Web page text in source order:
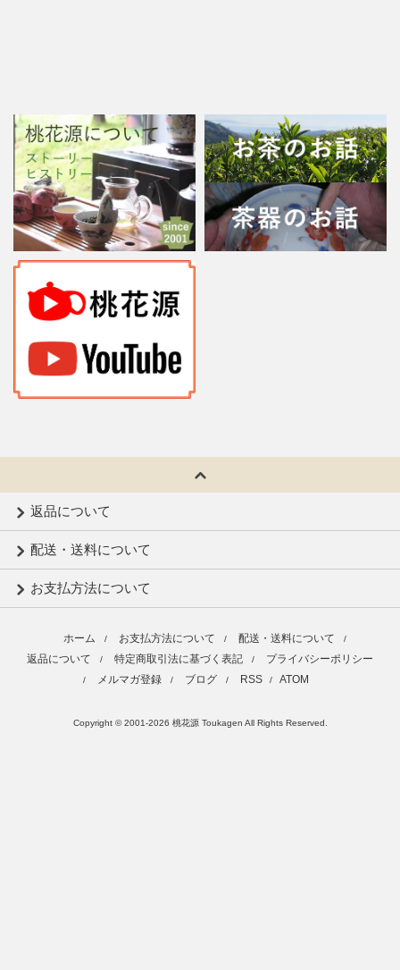
返品について
配送・送料について
お支払方法について
ホーム / お支払方法について / 配送・送料について /
返品について / 特定商取引法に基づく表記 / プライバシーポリシー
/ メルマガ登録 / ブログ / RSS / ATOM
Copyright © 2001-2026 桃花源 Toukagen All Rights Reserved.